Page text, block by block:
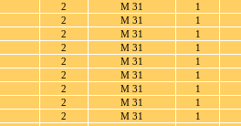
2 М 31
1
2 М 31
1
2 М 31
1
2 М 31
1
2 М 31
1
2 М 31
1
2 М 31
1
2 М 31
1
2 М 31
1